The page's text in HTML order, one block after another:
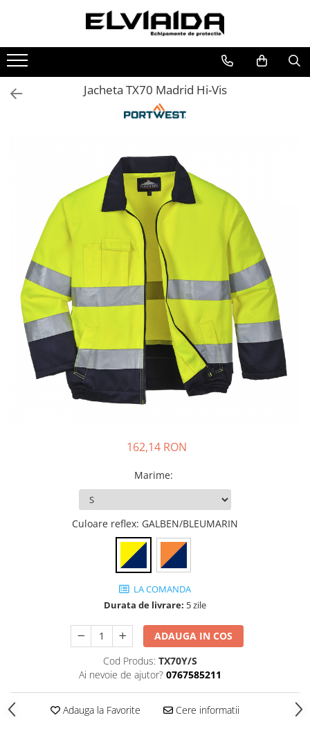
Toate Produsele
IMBRACAMINTE
IMBRACAMINTE DE LUCRU
IMBRACAMINTE REFLECTORIZANTA
IMBRACAMINTE IMPERMEABILA
UNICA FOLOSINTA
IMBRACAMINTE ESD
IMBRACAMINTE IGNIFUGATA,
ANTISTATICA
COMBINEZOANE, HALATE
DIVERSE
JACHETE DE LUCRU
PANTALONI DE LUCRU
JACHETE VATUITE
INDUSTRIA ALIMENTARA
IMBRACAMINTE ANTICHIMICA |
FESURI, SEPCI, CAPISOANE
SANDALE-SABOTI
BRANTURI
ACCESORII
Jacheta TX70 Madrid Hi-Vis
162,14 RON
Marime:
Culoare reflex: GALBEN/BLEUMARIN
LA COMANDA
Durata de livrare: 5 zile
ADAUGA IN COS
Cod Produs: TX70Y/S
Ai nevoie de ajutor? 0767585211
Adauga la Favorite Cere informatii